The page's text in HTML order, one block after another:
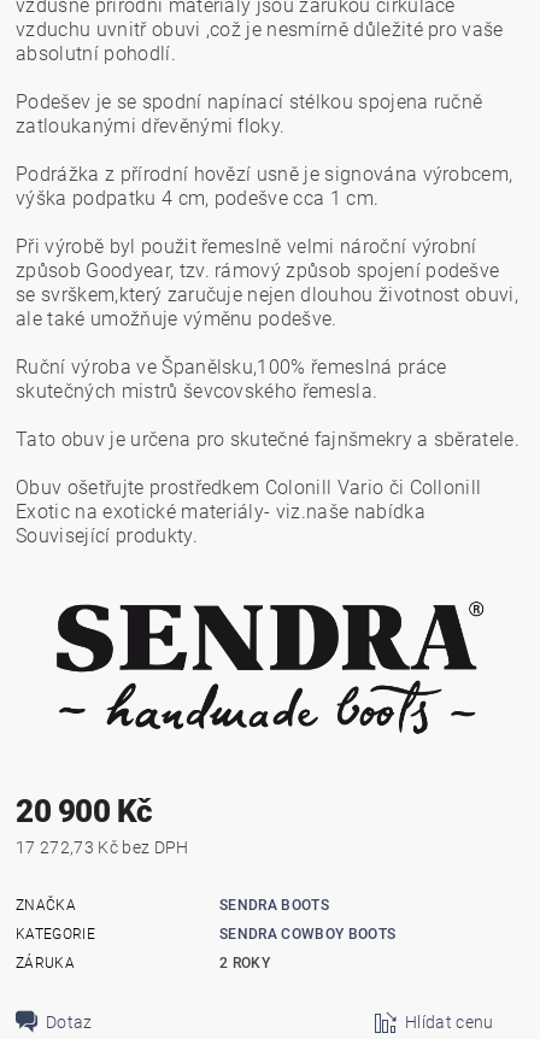
vzdušné přírodní materiály jsou zárukou cirkulace
vzduchu uvnitř obuvi ,což je nesmírně důležité pro vaše
absolutní pohodlí.
Podešev je se spodní napínací stélkou spojena ručně
zatloukanými dřevěnými floky.
Podrážka z přírodní hovězí usně je signována výrobcem,
výška podpatku 4 cm, podešve cca 1 cm.
Při výrobě byl použit řemeslně velmi nároční výrobní
způsob Goodyear, tzv. rámový způsob spojení podešve
se svrškem,který zaručuje nejen dlouhou životnost obuvi,
ale také umožňuje výměnu podešve.
Ruční výroba ve Španělsku,100% řemeslná práce
skutečných mistrů ševcovského řemesla.
Tato obuv je určena pro skutečné fajnšmekry a sběratele.
Obuv ošetřujte prostředkem Colonill Vario či Collonill
Exotic na exotické materiály- viz.naše nabídka
Související produkty.
20 900 Kč
17 272,73 Kč bez DPH
ZNAČKA
SENDRA BOOTS
KATEGORIE
SENDRA COWBOY BOOTS
ZÁRUKA
2 ROKY
Dotaz Hlídat cenu